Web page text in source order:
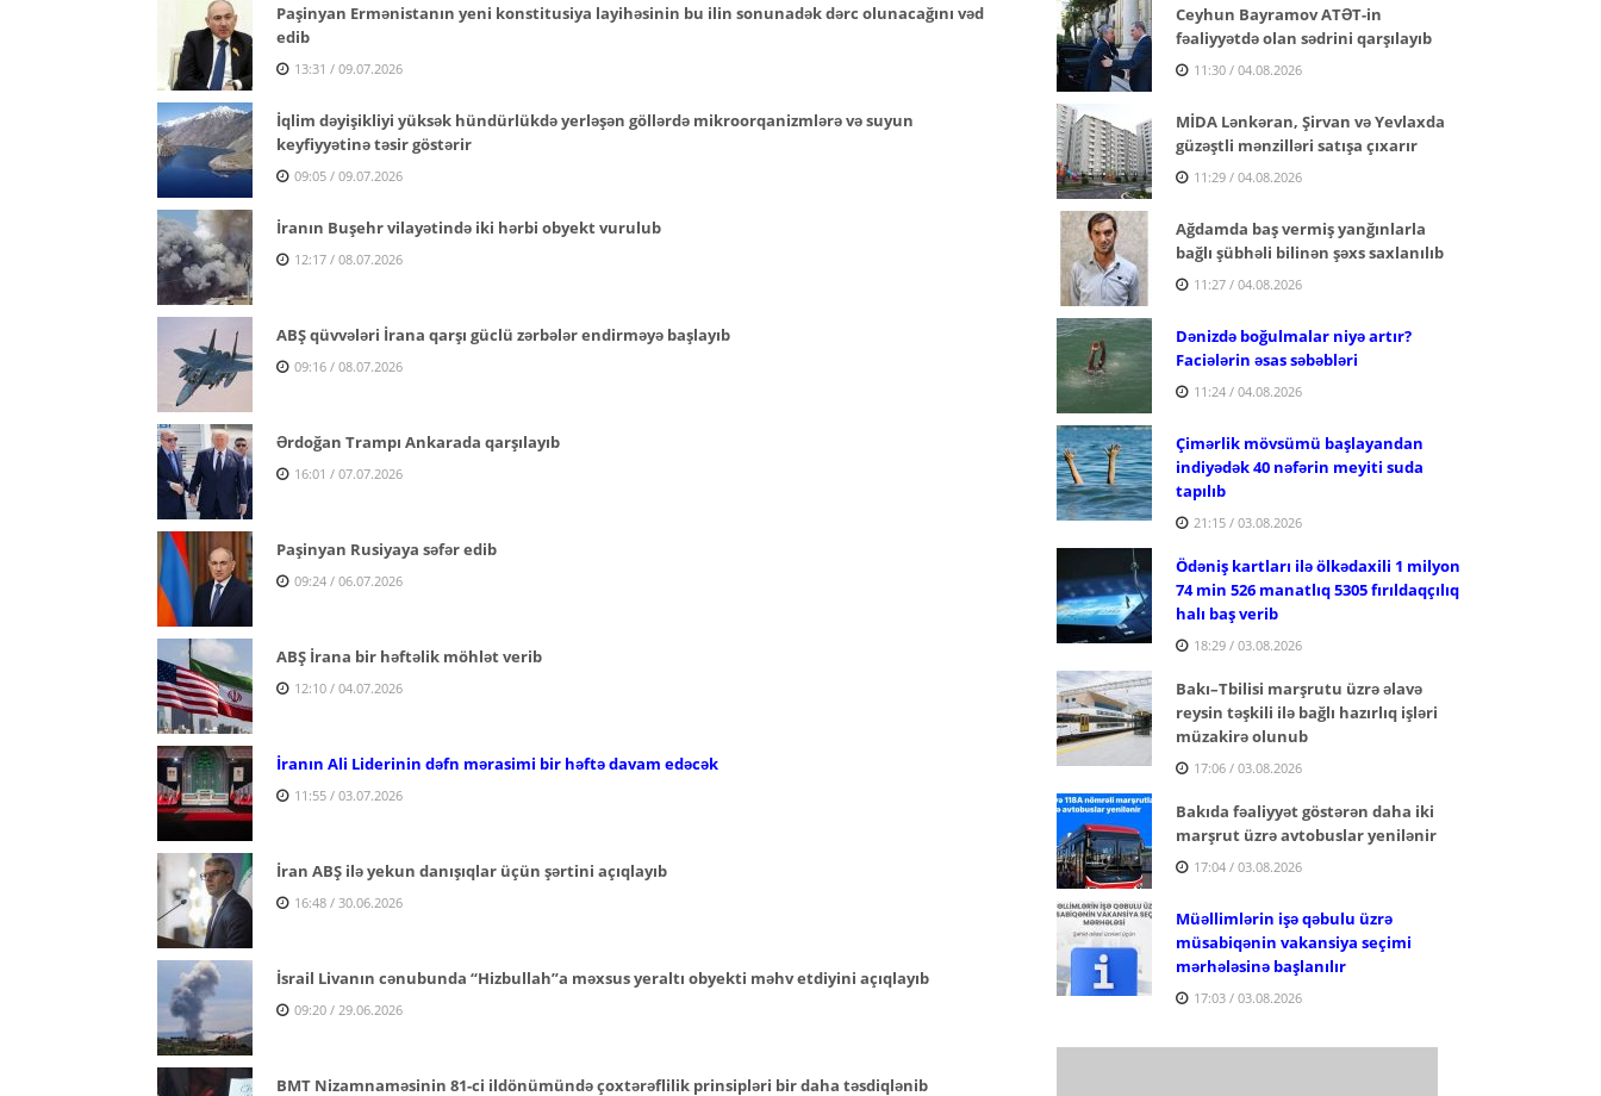
Paşinyan Ermənistanın yeni konstitusiya layihəsinin bu ilin sonunadək dərc olunacağını vəd
edib
13:31 / 09.07.2026
İqlim dəyişikliyi yüksək hündürlükdə yerləşən göllərdə mikroorqanizmlərə və suyun
keyfiyyətinə təsir göstərir
09:05 / 09.07.2026
İranın Buşehr vilayətində iki hərbi obyekt vurulub
12:17 / 08.07.2026
ABŞ qüvvələri İrana qarşı güclü zərbələr endirməyə başlayıb
09:16 / 08.07.2026
Ərdoğan Trampı Ankarada qarşılayıb
16:01 / 07.07.2026
Paşinyan Rusiyaya səfər edib
09:24 / 06.07.2026
ABŞ İrana bir həftəlik möhlət verib
12:10 / 04.07.2026
İranın Ali Liderinin dəfn mərasimi bir həftə davam edəcək
11:55 / 03.07.2026
İran ABŞ ilə yekun danışıqlar üçün şərtini açıqlayıb
16:48 / 30.06.2026
İsrail Livanın cənubunda “Hizbullah”a məxsus yeraltı obyekti məhv etdiyini açıqlayıb
09:20 / 29.06.2026
BMT Nizamnaməsinin 81-ci ildönümündə çoxtərəflilik prinsipləri bir daha təsdiqlənib
Ceyhun Bayramov ATƏT-in
fəaliyyətdə olan sədrini qarşılayıb
11:30 / 04.08.2026
MİDA Lənkəran, Şirvan və Yevlaxda
güzəştli mənzilləri satışa çıxarır
11:29 / 04.08.2026
Ağdamda baş vermiş yanğınlarla
bağlı şübhəli bilinən şəxs saxlanılıb
11:27 / 04.08.2026
Dənizdə boğulmalar niyə artır?
Faciələrin əsas səbəbləri
11:24 / 04.08.2026
Çimərlik mövsümü başlayandan
indiyədək 40 nəfərin meyiti suda
tapılıb
21:15 / 03.08.2026
Ödəniş kartları ilə ölkədaxili 1 milyon
74 min 526 manatlıq 5305 fırıldaqçılıq
halı baş verib
18:29 / 03.08.2026
Bakı–Tbilisi marşrutu üzrə əlavə
reysin təşkili ilə bağlı hazırlıq işləri
müzakirə olunub
17:06 / 03.08.2026
Bakıda fəaliyyət göstərən daha iki
marşrut üzrə avtobuslar yenilənir
17:04 / 03.08.2026
Müəllimlərin işə qəbulu üzrə
müsabiqənin vakansiya seçimi
mərhələsinə başlanılır
17:03 / 03.08.2026